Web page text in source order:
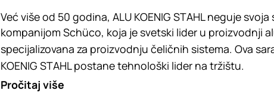
Već više od 50 godina, ALU KOENIG STAHL neguje
kompanijom Schüco, koja je svetski lider u proizvodnji
specijalizovana za proizvodnju čeličnih sistema. Ova
KOENIG STAHL postane tehnološki lider na tržištu.
Pročitaj više